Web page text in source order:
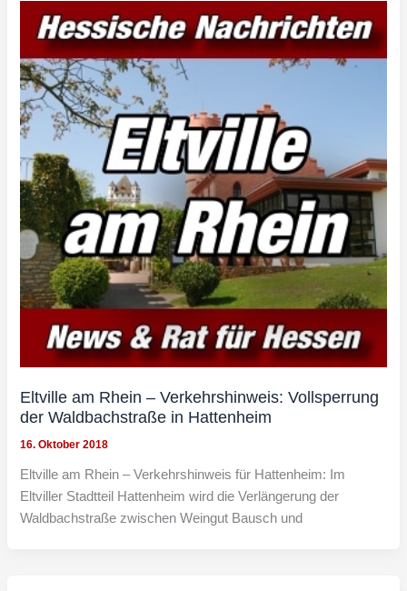
Eltville am Rhein – Verkehrshinweis: Vollsperrung
der Waldbachstraße in Hattenheim
16. Oktober 2018
Eltville am Rhein – Verkehrshinweis für Hattenheim: Im
Eltviller Stadtteil Hattenheim wird die Verlängerung der
Waldbachstraße zwischen Weingut Bausch und